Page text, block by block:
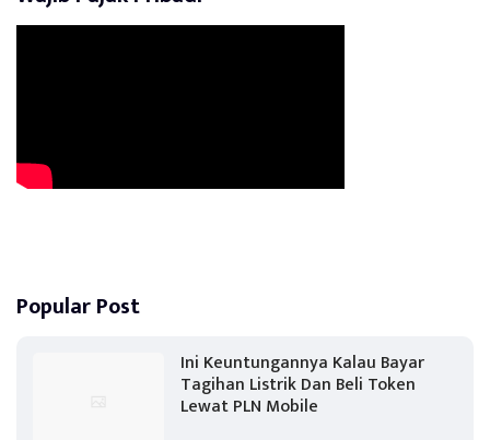
Popular Post
Ini Keuntungannya Kalau Bayar
Tagihan Listrik Dan Beli Token
Lewat PLN Mobile